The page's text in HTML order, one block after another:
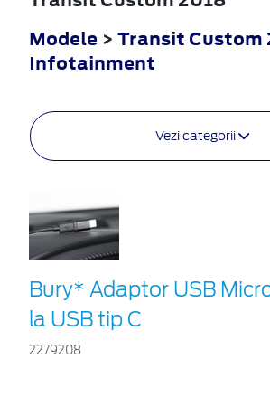
Modele > Transit Custom
Infotainment
Vezi categorii
Bury* Adaptor USB
la USB tip C
2279208